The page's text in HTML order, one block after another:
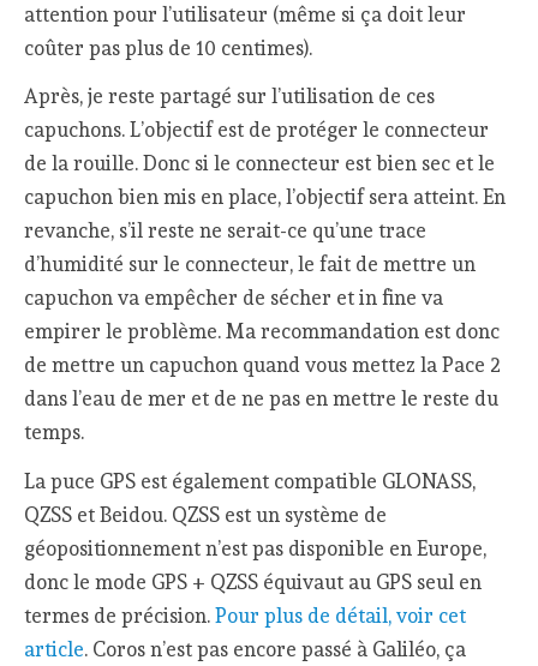
attention pour l’utilisateur (même si ça doit leur
coûter pas plus de 10 centimes).
Après, je reste partagé sur l’utilisation de ces
capuchons. L’objectif est de protéger le connecteur
de la rouille. Donc si le connecteur est bien sec et le
capuchon bien mis en place, l’objectif sera atteint. En
revanche, s’il reste ne serait-ce qu’une trace
d’humidité sur le connecteur, le fait de mettre un
capuchon va empêcher de sécher et in fine va
empirer le problème. Ma recommandation est donc
de mettre un capuchon quand vous mettez la Pace 2
dans l’eau de mer et de ne pas en mettre le reste du
temps.
La puce GPS est également compatible GLONASS,
QZSS et Beidou. QZSS est un système de
géopositionnement n’est pas disponible en Europe,
donc le mode GPS + QZSS équivaut au GPS seul en
termes de précision.Pour plus de détail, voir cet
article. Coros n’est pas encore passé à Galiléo, ça